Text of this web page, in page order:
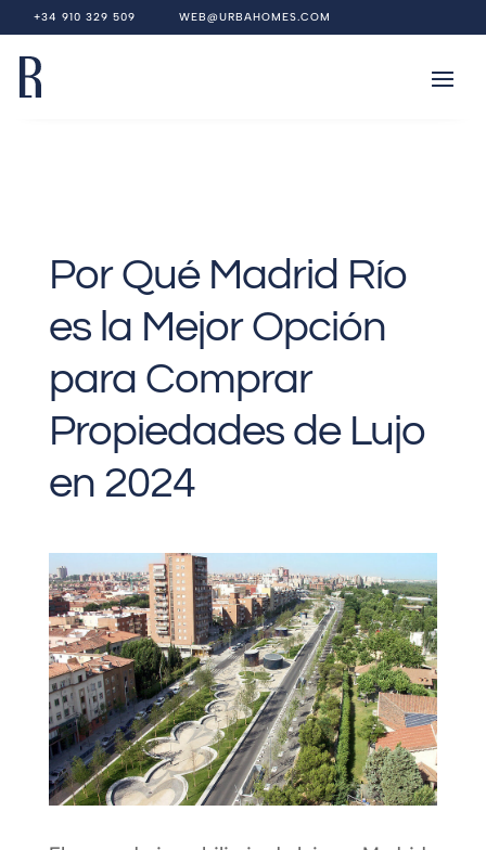
+34 910 329 509 WEB@URBAHOMES.COM
Por Qué Madrid Río
es la Mejor Opción
para Comprar
Propiedades de Lujo
en 2024